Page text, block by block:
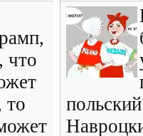
что
то